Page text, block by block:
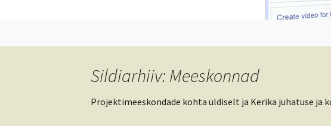
Sildiarhiiv: Meeskonnad
Projektimeeskondade kohta üldiselt ja Kerika juhatuse ja